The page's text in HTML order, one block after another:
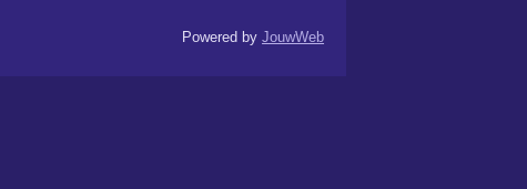
Powered byJouwWeb